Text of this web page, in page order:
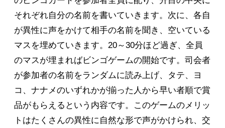
それぞれ自分の名前を書いていきます。次に、各自
が異性に声をかけて相手の名前を聞き、空いている
マスを埋めていきます。20～30分ほど過ぎ、全員
のマスが埋まればビンゴゲームの開始です。司会者
が参加者の名前をランダムに読み上げ、タテ、ヨ
コ、ナナメのいずれかが揃った人から早い者順で賞
品がもらえるという内容です。このゲームのメリッ
トはたくさんの異性に自然な形で声がかけられ、交